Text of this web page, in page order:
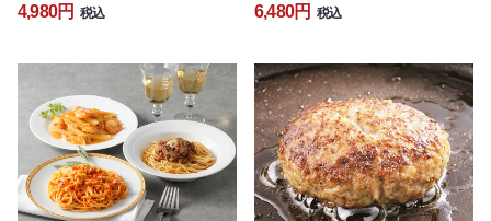
4,980円 税込
6,480円 税込